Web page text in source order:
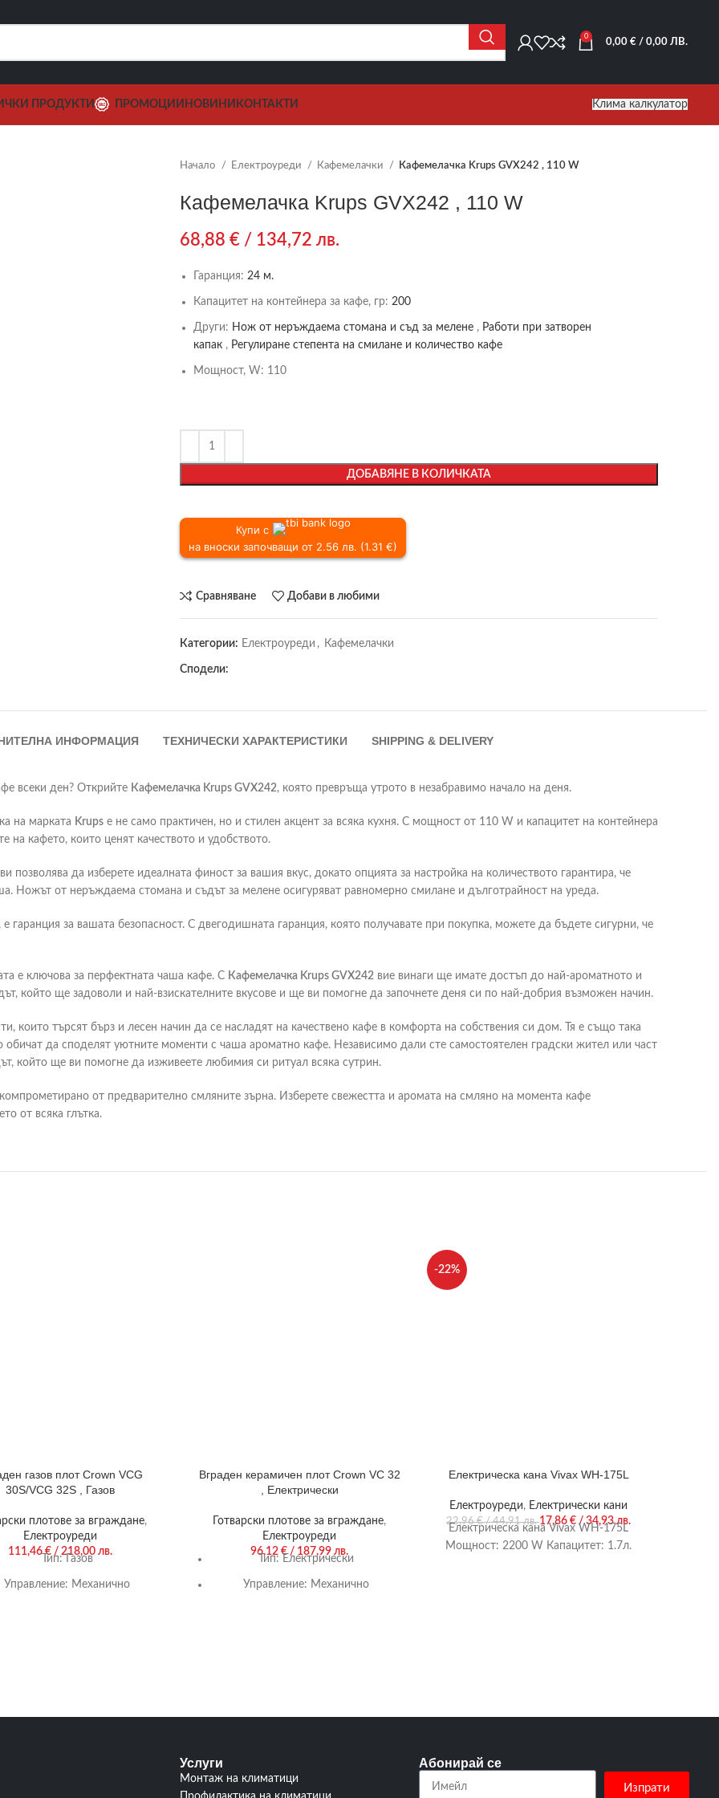
0
0,00€ / 0,00 ЛВ.
ПРОДУКТИ ПРОМОЦИИ НОВИНИ КОНТАКТИ Клима калкулатор
Начало Електроуреди Кафемелачки Кафемелачка Krups GVX242 , 110 W
Кафемелачка Krups GVX242 , 110 W
68,88 € / 134,72 лв.
Гаранция: 24 м.
Капацитет на контейнера за кафе, гр: 200
Други: Нож от неръждаема стомана и съд за мелене , Работи при затворен
капак , Регулиране степента на смилане и количество кафе
Мощност, W: 110
ДОБАВЯНЕ В КОЛИЧКАТА
Купи с
на вноски започващи от 2.56 лв. (1.31 €)
Сравняване Добави в любими
Категории: Електроуреди , Кафемелачки
Сподели:
ИНФОРМАЦИЯ ТЕХНИЧЕСКИ ХАРАКТЕРИСТИКИ SHIPPING & DELIVERY
всеки ден? Открийте Кафемелачка Krups GVX242, която превръща утрото в незабравимо начало на деня.
на марката Krups е не само практичен, но и стилен акцент за всяка кухня. С мощност от 110 W и капацитет на контейнера
на кафето, които ценят качеството и удобството.
позволява да изберете идеалната финост за вашия вкус, докато опцията за настройка на количеството гарантира, че
Ножът от неръждаема стомана и съдът за мелене осигуряват равномерно смилане и дълготрайност на уреда.
гаранция за вашата безопасност. С двегодишната гаранция, която получавате при покупка, можете да бъдете сигурни, че
е ключова за перфектната чаша кафе. С Кафемелачка Krups GVX242 вие винаги ще имате достъп до най-ароматното и
който ще задоволи и най-взискателните вкусове и ще ви помогне да започнете деня си по най-добрия възможен начин.
които търсят бърз и лесен начин да се насладят на качествено кафе в комфорта на собствения си дом. Тя е също така
обичат да споделят уютните моменти с чаша ароматно кафе. Независимо дали сте самостоятелен градски жител или част
който ще ви помогне да изживеете любимия си ритуал всяка сутрин.
от предварително смляните зърна. Изберете свежестта и аромата на смляно на момента кафе
от всяка глътка.
газов плот Crown VCG
30S/VCG 32S , Газов
плотове за вграждане,
Електроуреди
111,46€ / 218,00 лв.
Тип: Газов
Управление: Механично
Вграден керамичен плот Crown VC 32
, Електрически
Готварски плотове за вграждане,
Електроуреди
96,12 €/ 187,99 лв.
Тип: Електрически
Управление: Механично
-22%
Електрическа кана Vivax WH-175L
Електроуреди, Електрически кани
22,96€/ 44,91 лв.17,86 € / 34,93 лв.
Електрическа кана Vivax WH-175L
Мощност: 2200 W Капацитет: 1.7л.
Услуги
Монтаж на климатици
Абонирай се
Изпрати